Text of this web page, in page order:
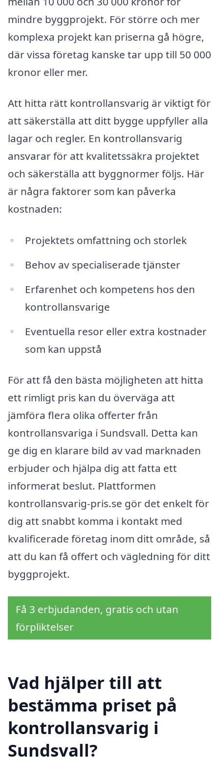
mindre byggprojekt. För större och mer
komplexa projekt kan priserna gå högre,
där vissa företag kanske tar upp till 50 000
kronor eller mer.
Att hitta rätt kontrollansvarig är viktigt för
att säkerställa att ditt bygge uppfyller alla
lagar och regler. En kontrollansvarig
ansvarar för att kvalitetssäkra projektet
och säkerställa att byggnormer följs. Här
är några faktorer som kan påverka
kostnaden:
Projektets omfattning och storlek
Behov av specialiserade tjänster
Erfarenhet och kompetens hos den
kontrollansvarige
Eventuella resor eller extra kostnader
som kan uppstå
För att få den bästa möjligheten att hitta
ett rimligt pris kan du överväga att
jämföra flera olika offerter från
kontrollansvariga i Sundsvall. Detta kan
ge dig en klarare bild av vad marknaden
erbjuder och hjälpa dig att fatta ett
informerat beslut. Plattformen
kontrollansvarig-pris.se gör det enkelt för
dig att snabbt komma i kontakt med
kvalificerade företag inom ditt område, så
att du kan få offert och vägledning för ditt
byggprojekt.
Få 3 erbjudanden, gratis och utan
förpliktelser
Vad hjälper till att
bestämma priset på
kontrollansvarig i
Sundsvall?